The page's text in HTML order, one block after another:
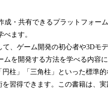
・共有できるプラットフォー
ます。
、ゲーム開発の初心者や3Dモ
を開発する方法を学べる内容
柱」「三角柱」といった標準的
習得できます。この書籍は、